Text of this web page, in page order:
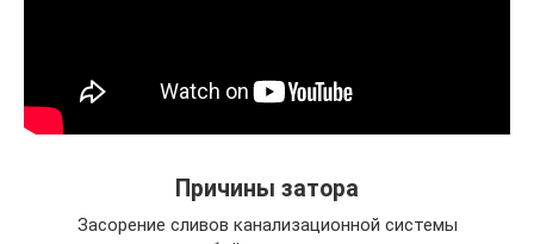
Причины затора
Засорение сливов канализационной системы